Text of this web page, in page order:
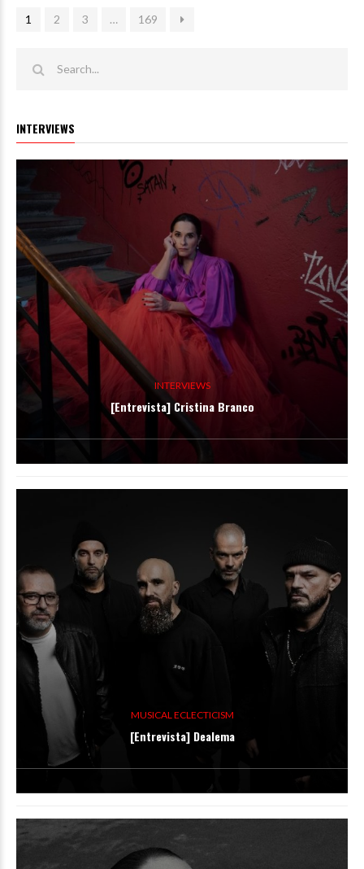
1 2 3 … 169
INTERVIEWS
INTERVIEWS
[Entrevista] Cristina Branco
MUSICAL ECLECTICISM
[Entrevista] Dealema